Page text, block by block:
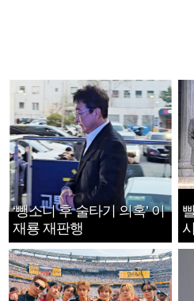
‘뺑소니 후 술타기 의혹’ 이
재룡 재판행